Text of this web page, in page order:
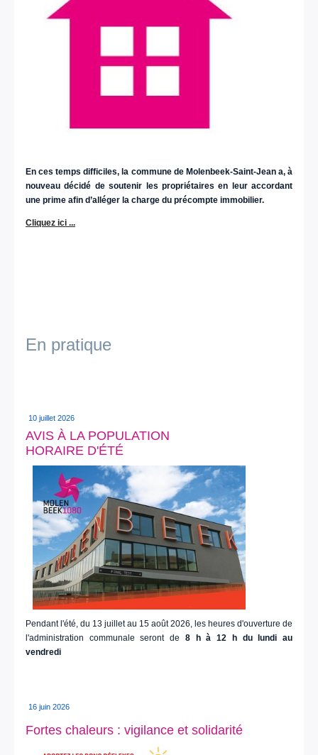
En ces temps difficiles, la commune de Molenbeek-Saint-Jean a, à
nouveau décidé de soutenir les propriétaires en leur accordant
une prime afin d’alléger la charge du précompte immobilier.
Cliquez ici ...
En pratique
10 juillet 2026
AVIS À LA POPULATION
HORAIRE D'ÉTÉ
Pendant l'été, du 13 juillet au 15 août 2026, les heures d'ouverture de
l'administration communale seront de 8 h à 12 h du lundi au
vendredi
16 juin 2026
Fortes chaleurs : vigilance et solidarité